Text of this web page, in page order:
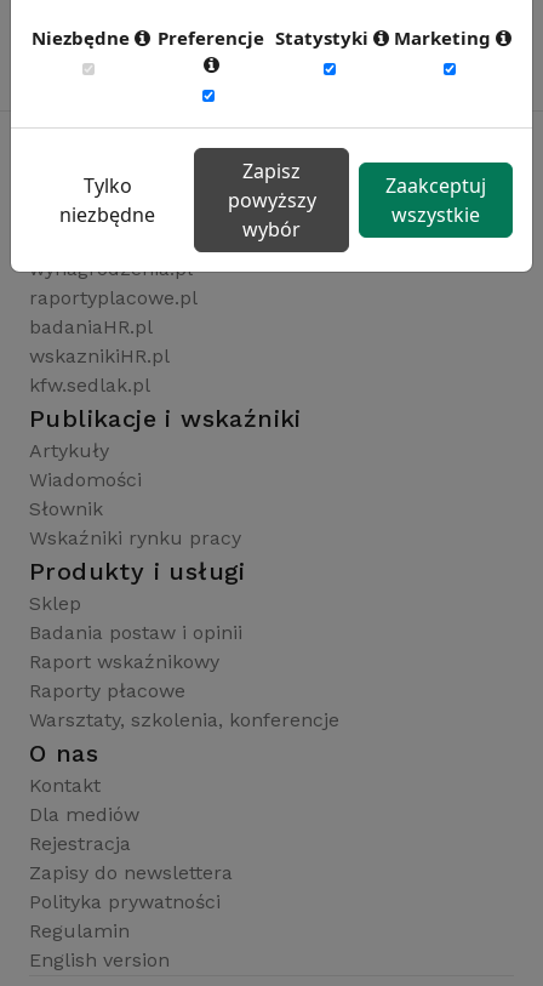
Rynekpracy.pl
wynagrodzenia.pl
raportyplacowe.pl
badaniaHR.pl
wskaznikiHR.pl
kfw.sedlak.pl
Publikacje i wskaźniki
Artykuły
Wiadomości
Słownik
Wskaźniki rynku pracy
Produkty i usługi
Sklep
Badania postaw i opinii
Raport wskaźnikowy
Raporty płacowe
Warsztaty, szkolenia, konferencje
O nas
Kontakt
Dla mediów
Rejestracja
Zapisy do newslettera
Polityka prywatności
Regulamin
English version
Niezbędne Preferencje Statystyki Marketing
Tylko
niezbędne
Zapisz
powyższy
wybór
Zaakceptuj
wszystkie